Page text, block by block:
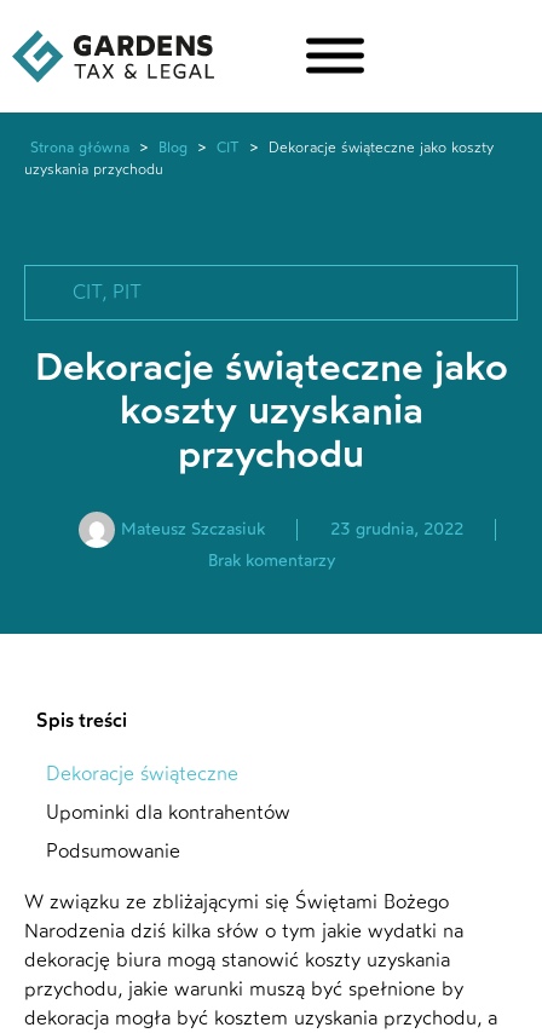
Strona główna > Blog > CIT >
Dekoracje świąteczne jako koszty
uzyskania przychodu
CIT, PIT
Dekoracje świąteczne jako
koszty uzyskania
przychodu
Mateusz Szczasiuk
23 grudnia, 2022
Brak komentarzy
Spis treści
Dekoracje świąteczne
Upominki dla kontrahentów
Podsumowanie
W związku ze zbliżającymi się Świętami Bożego
Narodzenia dziś kilka słów o tym jakie wydatki na
dekorację biura mogą stanowić koszty uzyskania
przychodu, jakie warunki muszą być spełnione by
dekoracja mogła być kosztem uzyskania przychodu, a